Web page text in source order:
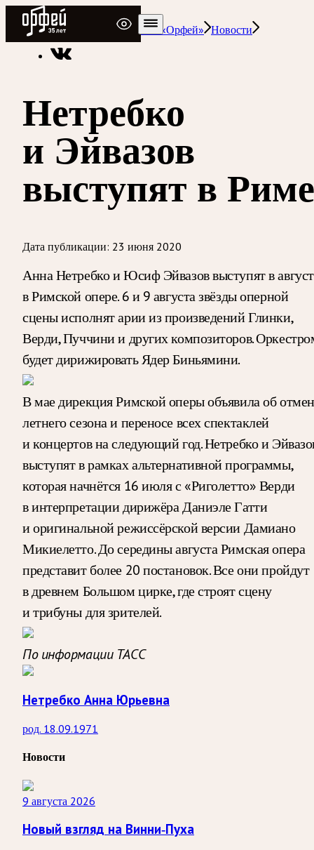
Радио Орфей
Радио классической музыки «Орфей» Новости
Нетребко
и Эйвазов
выступят в Риме
Дата публикации: 23 июня 2020
Анна Нетребко и Юсиф Эйвазов выступят в
в Римской опере. 6 и 9 августа звёзды оперной
сцены исполнят арии из произведений Глинки,
Верди, Пуччини и других композиторов.
будет дирижировать Ядер Биньямини.
В мае дирекция Римской оперы объявила об
летнего сезона и переносе всех спектаклей
и концертов на следующий год. Нетребко и
выступят в рамках альтернативной программы,
которая начнётся 16 июля с «Риголетто» Верди
в интерпретации дирижёра Даниэле Гатти
и оригинальной режиссёрской версии Дамиано
Микиелетто. До середины августа Римская опера
представит более 20 постановок. Все они пройдут
в древнем Большом цирке, где строят сцену
и трибуны для зрителей.
По информации ТАСС
Нетребко Анна Юрьевна
род. 18.09.1971
Новости
9 августа 2026
Новый взгляд на Винни-Пуха